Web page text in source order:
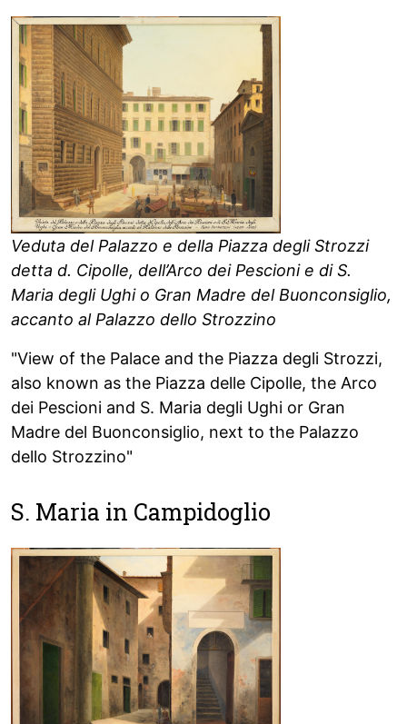
Veduta del Palazzo e della Piazza degli Strozzi
detta d. Cipolle, dell’Arco dei Pescioni e di S.
Maria degli Ughi o Gran Madre del Buonconsiglio,
accanto al Palazzo dello Strozzino
"View of the Palace and the Piazza degli Strozzi,
also known as the Piazza delle Cipolle, the Arco
dei Pescioni and S. Maria degli Ughi or Gran
Madre del Buonconsiglio, next to the Palazzo
dello Strozzino"
S. Maria in Campidoglio